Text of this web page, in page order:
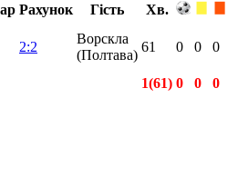
Рахунок Гість Хв.
2:2
Ворскла
(Полтава)
61 0 0 0
1(61) 0 0
0